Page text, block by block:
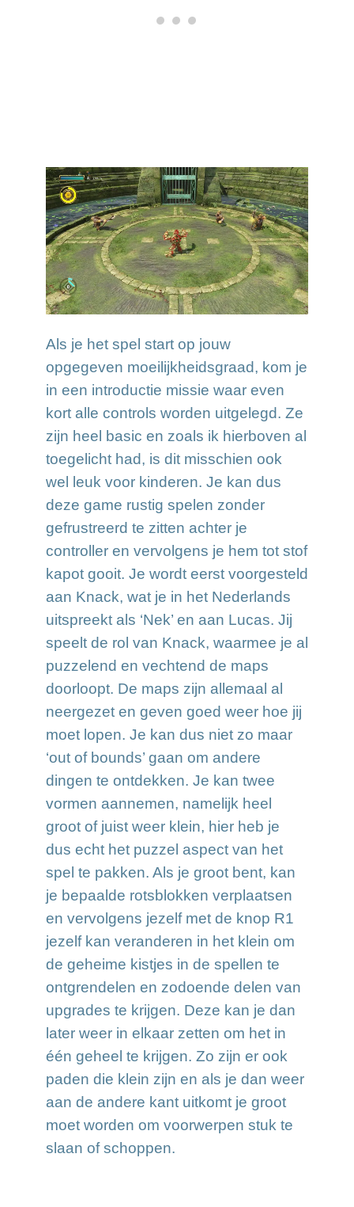
Als je het spel start op jouw
opgegeven moeilijkheidsgraad, kom je
in een introductie missie waar even
kort alle controls worden uitgelegd. Ze
zijn heel basic en zoals ik hierboven al
toegelicht had, is dit misschien ook
wel leuk voor kinderen. Je kan dus
deze game rustig spelen zonder
gefrustreerd te zitten achter je
controller en vervolgens je hem tot stof
kapot gooit. Je wordt eerst voorgesteld
aan Knack, wat je in het Nederlands
uitspreekt als ‘Nek’ en aan Lucas. Jij
speelt de rol van Knack, waarmee je al
puzzelend en vechtend de maps
doorloopt. De maps zijn allemaal al
neergezet en geven goed weer hoe jij
moet lopen. Je kan dus niet zo maar
‘out of bounds’ gaan om andere
dingen te ontdekken. Je kan twee
vormen aannemen, namelijk heel
groot of juist weer klein, hier heb je
dus echt het puzzel aspect van het
spel te pakken. Als je groot bent, kan
je bepaalde rotsblokken verplaatsen
en vervolgens jezelf met de knop R1
jezelf kan veranderen in het klein om
de geheime kistjes in de spellen te
ontgrendelen en zodoende delen van
upgrades te krijgen. Deze kan je dan
later weer in elkaar zetten om het in
één geheel te krijgen. Zo zijn er ook
paden die klein zijn en als je dan weer
aan de andere kant uitkomt je groot
moet worden om voorwerpen stuk te
slaan of schoppen.